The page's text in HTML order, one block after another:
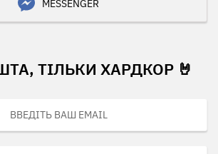
MESSENGER
ТІЛЬКИ ХАРДКОР 🤘